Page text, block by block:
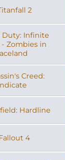
2
Duty: Infinite
Zombies in
Creed:
Hardline
4